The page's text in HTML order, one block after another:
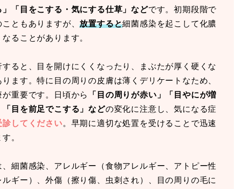
「目をこする・気にする仕草」などです。初期段階で
ともありますが、放置すると細菌感染を起こして化膿
ることがあります。
ると、目を開けにくくなったり、まぶたが厚く硬くな
ます。特に目の周りの皮膚は薄くデリケートなため、
重要です。日頃から
「目の周りが赤い」「目やにが増
「目を前足でこする」などの変化に注意し、気になる症
診してください。早期に適切な処置を受けることで迅速
。
細菌感染、アレルギー（食物アレルギー、アトピー性
ギー）、外傷（擦り傷、虫刺され）、目の周りの毛に